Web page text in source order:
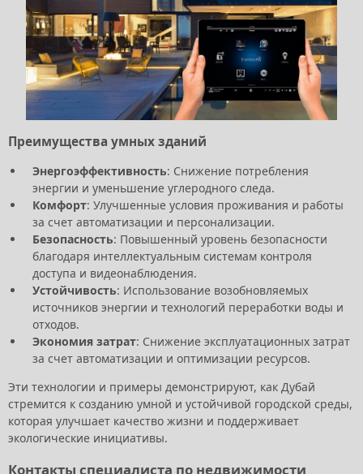
Преимущества умных зданий
Энергоэффективность: Снижение потребления
энергии и уменьшение углеродного следа.
Комфорт: Улучшенные условия проживания и работы
за счет автоматизации и персонализации.
Безопасность: Повышенный уровень безопасности
благодаря интеллектуальным системам контроля
доступа и видеонаблюдения.
Устойчивость: Использование возобновляемых
источников энергии и технологий переработки воды и
отходов.
Экономия затрат: Снижение эксплуатационных затрат
за счет автоматизации и оптимизации ресурсов.
Эти технологии и примеры демонстрируют, как Дубай
стремится к созданию умной и устойчивой городской среды,
которая улучшает качество жизни и поддерживает
экологические инициативы.
Контакты специалиста по недвижимости